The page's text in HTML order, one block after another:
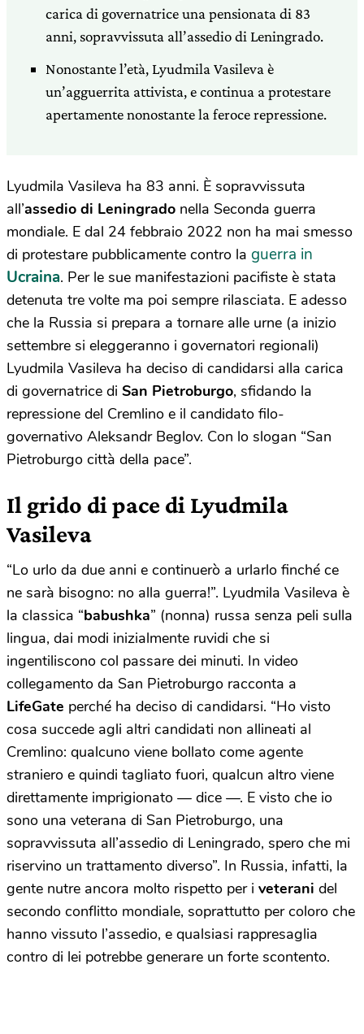
carica di governatrice una pensionata di 83
anni, sopravvissuta all’assedio di Leningrado.
Nonostante l’età, Lyudmila Vasileva è
un’agguerrita attivista, e continua a protestare
apertamente nonostante la feroce repressione.
Lyudmila Vasileva ha 83 anni. È sopravvissuta
all’assedio di Leningrado nella Seconda guerra
mondiale. E dal 24 febbraio 2022 non ha mai smesso
di protestare pubblicamente contro la guerra in
Ucraina. Per le sue manifestazioni pacifiste è stata
detenuta tre volte ma poi sempre rilasciata. E adesso
che la Russia si prepara a tornare alle urne (a inizio
settembre si eleggeranno i governatori regionali)
Lyudmila Vasileva ha deciso di candidarsi alla carica
di governatrice di San Pietroburgo, sfidando la
repressione del Cremlino e il candidato filo-
governativo Aleksandr Beglov. Con lo slogan “San
Pietroburgo città della pace”.
Il grido di pace di Lyudmila
Vasileva
“Lo urlo da due anni e continuerò a urlarlo finché ce
ne sarà bisogno: no alla guerra!”. Lyudmila Vasileva è
la classica “babushka” (nonna) russa senza peli sulla
lingua, dai modi inizialmente ruvidi che si
ingentiliscono col passare dei minuti. In video
collegamento da San Pietroburgo racconta a
LifeGate perché ha deciso di candidarsi. “Ho visto
cosa succede agli altri candidati non allineati al
Cremlino: qualcuno viene bollato come agente
straniero e quindi tagliato fuori, qualcun altro viene
direttamente imprigionato — dice —. E visto che io
sono una veterana di San Pietroburgo, una
sopravvissuta all’assedio di Leningrado, spero che mi
riservino un trattamento diverso”. In Russia, infatti, la
gente nutre ancora molto rispetto per i veterani del
secondo conflitto mondiale, soprattutto per coloro che
hanno vissuto l’assedio, e qualsiasi rappresaglia
contro di lei potrebbe generare un forte scontento.